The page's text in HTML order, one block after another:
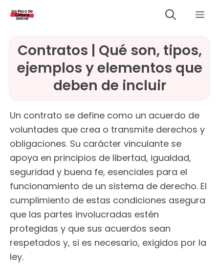
Saltar
Contratos | Qué son, tipos,
ejemplos y elementos que
deben de incluir
Un contrato se define como un acuerdo de
voluntades que crea o transmite derechos y
obligaciones. Su carácter vinculante se
apoya en principios de libertad, igualdad,
seguridad y buena fe, esenciales para el
funcionamiento de un sistema de derecho. El
cumplimiento de estas condiciones asegura
que las partes involucradas estén
protegidas y que sus acuerdos sean
respetados y, si es necesario, exigidos por la
ley.